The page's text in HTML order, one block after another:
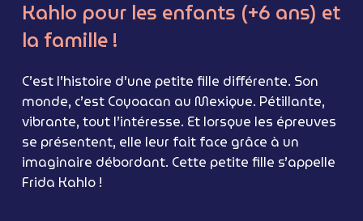
Kahlo pour les enfants (+6 ans) et
la famille!
C’est l’histoire d’une petite fille différente. Son
monde, c’est Coyoacan au Mexique. Pétillante,
vibrante, tout l’intéresse. Et lorsque les épreuves
se présentent, elle leur fait face grâce à un
imaginaire débordant. Cette petite fille s’appelle
Frida Kahlo !